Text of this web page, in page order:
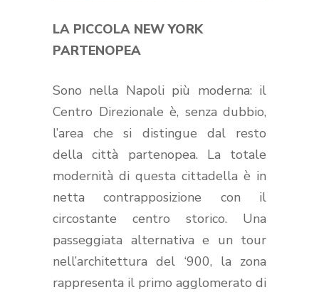
LA PICCOLA NEW YORK
PARTENOPEA
Sono nella Napoli più moderna: il
Centro Direzionale è, senza dubbio,
l’area che si distingue dal resto
della città partenopea. La totale
modernità di questa cittadella è in
netta contrapposizione con il
circostante centro storico. Una
passeggiata alternativa e un tour
nell’architettura del ‘900, la zona
rappresenta il primo agglomerato di